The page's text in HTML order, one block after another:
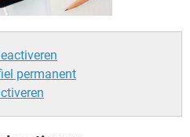
permanent